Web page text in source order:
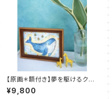
【原画＊額付き】夢を駆けるクジ
ラ - a whale running throug
h dreams -
¥9,800